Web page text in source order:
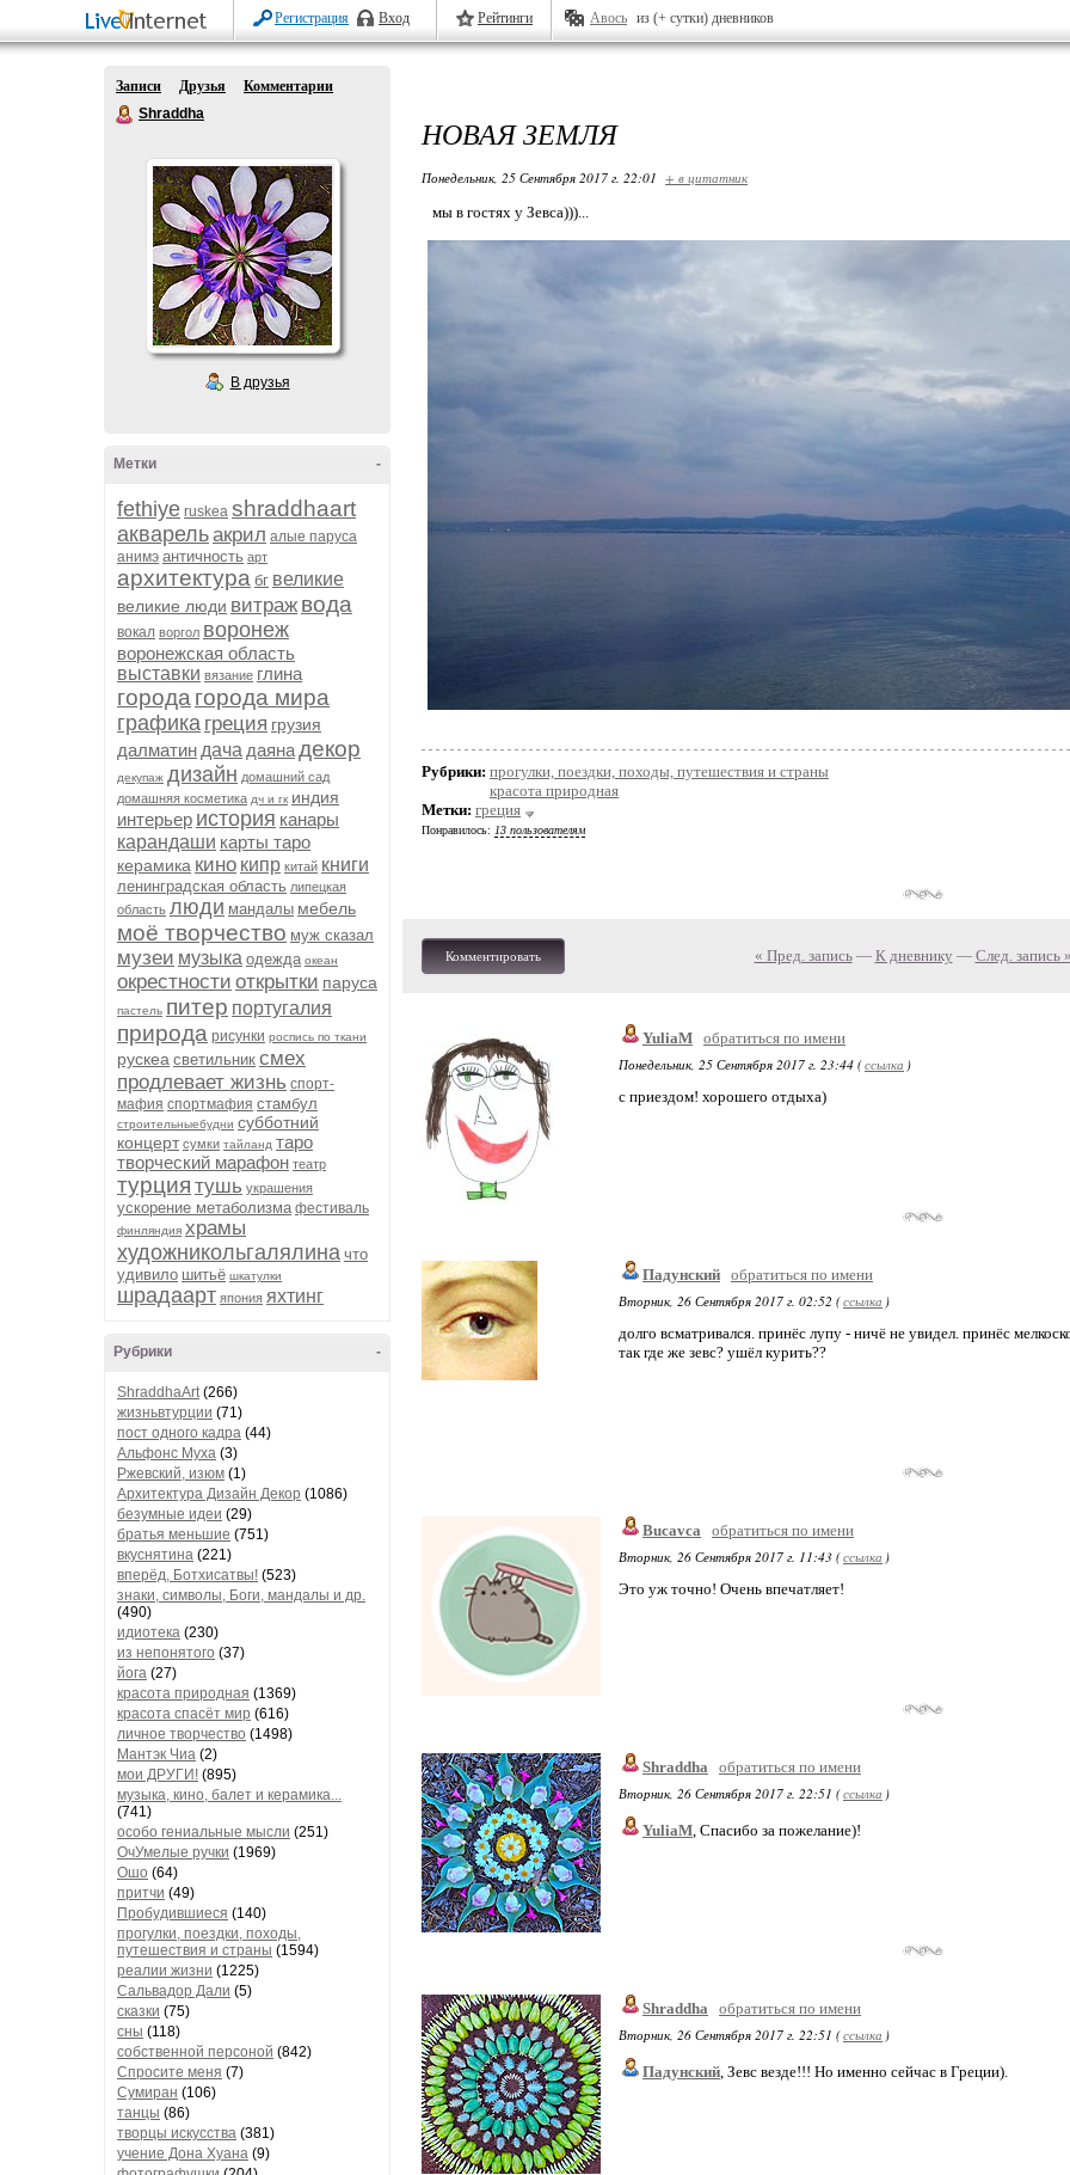
Регистрация Вход Рейтинги Авось из (+ сутки) дневников
Записи Друзья
Комментарии
Shraddha
В друзья
-
Метки
fethiye ruskea shraddhaart
акварельакрил алые паруса
анимэ античность арт
архитектура бг великие
великие люди витраж вода
вокал воргол воронеж
воронежская область
выставки вязание глина
города города мира
графика греция грузия
далматин дача даянадекор
декупаж дизайн домашний сад
домашняя косметика дч и гк индия
интерьер история канары
карандаши карты таро
керамика кино кипр китай книги
ленинградская область липецкая
область люди мандалы мебель
моё творчество муж сказал
музеи музыка одежда океан
окрестности открытки паруса
пастель питер португалия
природа рисунки роспись по ткани
рускеа светильник смех
продлевает жизнь спорт-
мафия спортмафия стамбул
строительныебудни субботний
концерт сумки тайланд таро
творческий марафон театр
турция тушь украшения
ускорение метаболизма фестиваль
финляндия храмы
художникольгалялина что
удивило шитьё шкатулки
шрадаарт япония яхтинг
-
Рубрики
ShraddhaArt(266)
жизньвтурции (71)
пост одного кадра (44)
Альфонс Муха (3)
Ржевский, изюм (1)
Архитектура Дизайн Декор (1086)
безумные идеи (29)
братья меньшие (751)
вкуснятина (221)
вперёд, Ботхисатвы! (523)
знаки, символы, Боги, мандалы и др.
(490)
идиотека (230)
из непонятого (37)
йога (27)
красота природная (1369)
красота спасёт мир (616)
личное творчество (1498)
Мантэк Чиа (2)
мои ДРУГИ! (895)
музыка, кино, балет и керамика...
(741)
особо гениальные мысли (251)
ОчУмелые ручки (1969)
Ошо (64)
притчи (49)
Пробудившиеся (140)
прогулки, поездки, походы,
путешествия и страны (1594)
реалии жизни (1225)
Сальвадор Дали (5)
сказки (75)
сны (118)
собственной персоной (842)
Спросите меня (7)
Сумиран (106)
танцы (86)
творцы искусства (381)
учение Дона Хуана (9)
НОВАЯ ЗЕМЛЯ
Понедельник, 25 Сентября 2017 г. 22:01 + в цитатник
мы в гостях у Зевса)))...
Рубрики: прогулки, поездки, походы, путешествия и страны
красота природная
Метки: греция
Понравилось: 13 пользователям
Комментировать « Пред. запись— К дневнику — След. запись »
YuliaM обратиться по имени
Понедельник, 25 Сентября 2017 г. 23:44 (ссылка )
с приездом! хорошего отдыха)
Падунский обратиться по имени
Вторник, 26 Сентября 2017 г. 02:52 (ссылка )
долго всматривался. принёс лупу - ничё не увидел. принёс
так где же зевс? ушёл курить??
Bucavca
обратиться по имени
Вторник, 26 Сентября 2017 г. 11:43 (ссылка )
Это уж точно! Очень впечатляет!
Shraddha
обратиться по имени
Вторник, 26 Сентября 2017 г. 22:51 (ссылка )
YuliaM, Спасибо за пожелание)!
Shraddha
обратиться по имени
Вторник, 26 Сентября 2017 г. 22:51 (ссылка )
Падунский, Зевс везде!!! Но именно сейчас в Греции).